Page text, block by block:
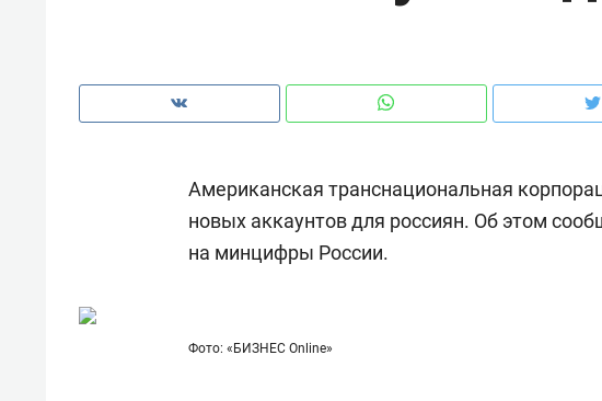
Американская транснациональная
новых аккаунтов для россиян. Об этом
на минцифры России.
Фото: «БИЗНЕС Online»